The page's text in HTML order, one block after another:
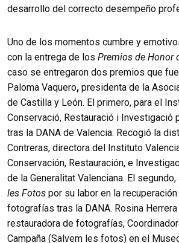
desarrollo del correcto desempeño
Uno de los momentos cumbre y
con la entrega de los Premios de Honor
caso se entregaron dos premios que
Paloma Vaquero, presidenta de la
de Castilla y León. El primero, para el
Conservació, Restauració i Investigació
tras la DANA de Valencia. Recogió la
Contreras, directora del Instituto
Conservación, Restauración, e
de la Generalitat Valenciana. El segundo,
les Fotos por su labor en la
fotografías tras la DANA. Rosina
restauradora de fotografías,
Campaña (Salvem les fotos) en el